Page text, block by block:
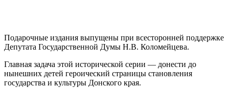
Подарочные издания выпущены при всесторонней поддержке
Депутата Государственной Думы Н.В. Коломейцева.
Главная задача этой исторической серии — донести до
нынешних детей героический страницы становления
государства и культуры Донского края.